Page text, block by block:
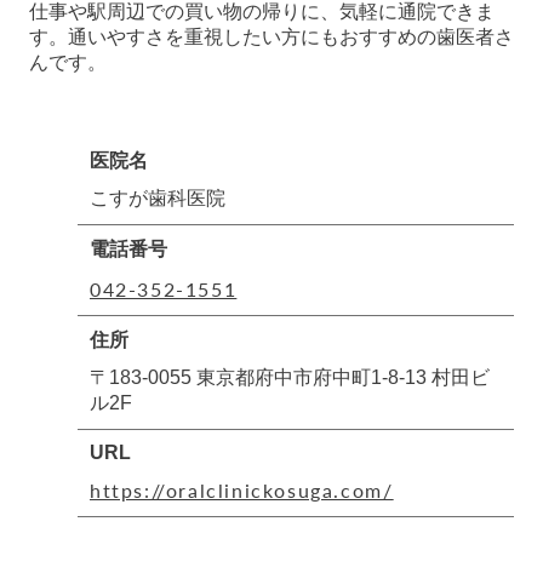
仕事や駅周辺での買い物の帰りに、気軽に通院できま
す。通いやすさを重視したい方にもおすすめの歯医者さ
んです。
医院名
こすが歯科医院
電話番号
042-352-1551
住所
〒183-0055 東京都府中市府中町1-8-13 村田ビ
ル2F
URL
https://oralclinickosuga.com/